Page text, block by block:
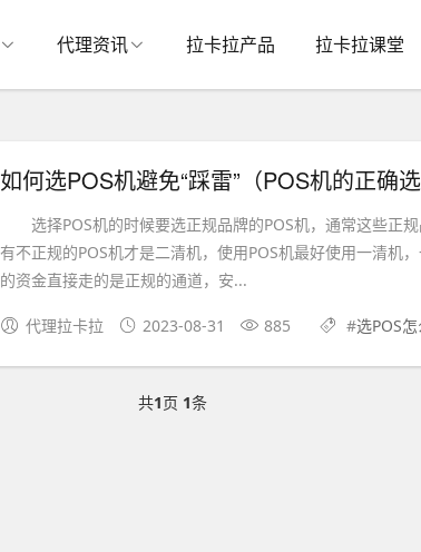
代理资讯 拉卡拉产品 拉卡拉课堂
如何选POS机避免“踩雷”（POS机的正确选
选择POS机的时候要选正规品牌的POS机，通常这些正规
有不正规的POS机才是二清机，使用POS机最好使用一清机
的资金直接走的是正规的通道，安...
代理拉卡拉 2023-08-31 885 #选POS
共1页 1条